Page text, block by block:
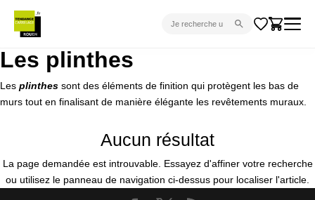
CARRELAGE INTÉRIEUR
CARRELAGE EXTÉRIEUR
VENTES FLASH
Les plinthes
Les plinthes sont des éléments de finition qui protègent les bas de
murs tout en finalisant de manière élégante les revêtements muraux.
Aucun résultat
La page demandée est introuvable. Essayez d'affiner votre recherche
ou utilisez le panneau de navigation ci-dessus pour localiser l'article.